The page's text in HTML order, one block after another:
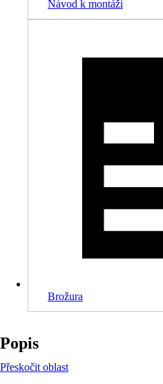
Návod k montáži
Brožura
Popis
Přeskočit oblast